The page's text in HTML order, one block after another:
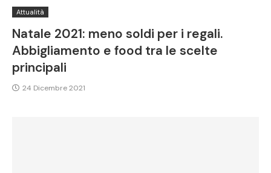
Attualità
Natale 2021: meno soldi per i regali.
Abbigliamento e food tra le scelte
principali
24 Dicembre 2021